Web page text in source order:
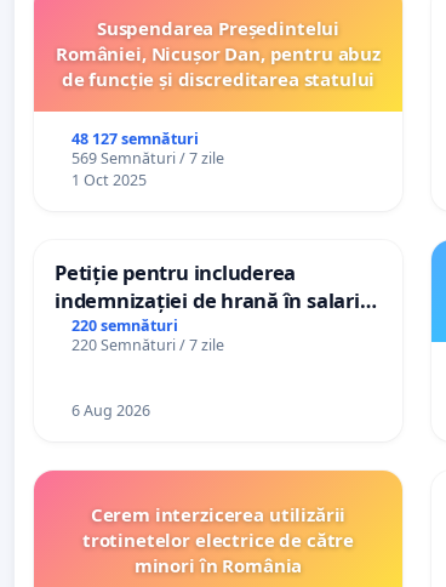
Suspendarea Președintelui
României, Nicușor Dan, pentru abuz
de funcție și discreditarea statului
48 127 semnături
569 Semnături / 7 zile
1 Oct 2025
Petiție pentru includerea
indemnizației de hrană în salariul
de bază și protejarea gradațiilor
de vechime pentru asistenții
220 semnături
220 Semnături / 7 zile
6 Aug 2026
Cerem interzicerea utilizării
trotinetelor electrice de către
minori în România